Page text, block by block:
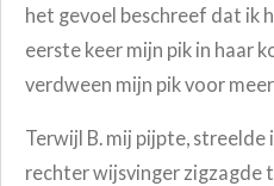
het gevoel beschreef dat ik
eerste keer mijn pik in haar
verdween mijn pik voor
Terwijl B. mij pijpte, streelde
rechter wijsvinger zigzagde